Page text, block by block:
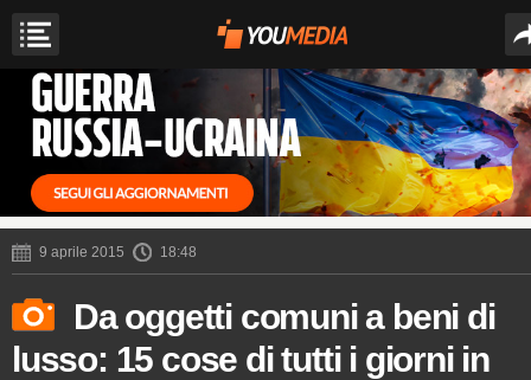
9 aprile 2015 18:48
Da oggetti comuni a beni di
lusso: 15 cose di tutti i giorni in